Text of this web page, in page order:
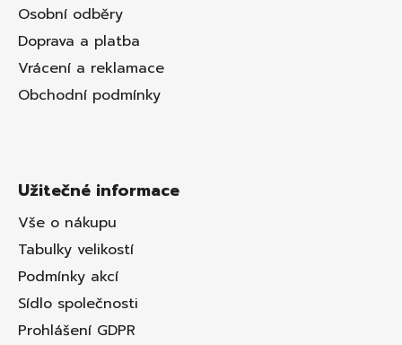
Osobní odběry
Doprava a platba
Vrácení a reklamace
Obchodní podmínky
Užitečné informace
Vše o nákupu
Tabulky velikostí
Podmínky akcí
Sídlo společnosti
Prohlášení GDPR